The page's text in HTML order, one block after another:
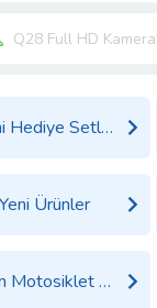
Yeni Hediye Setleri
Yeni Ürünler
Tüm Motosiklet Ürünleri